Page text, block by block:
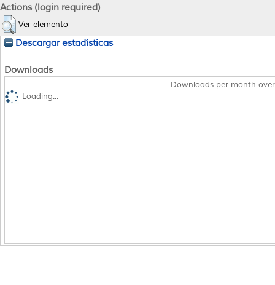
Actions (login required)
Ver elemento
Descargar estadísticas
Downloads
Downloads per month
Loading...